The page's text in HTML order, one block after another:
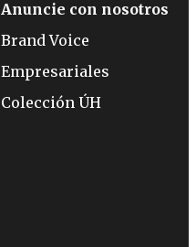
Anuncie con nosotros
Brand Voice
Empresariales
Colección ÚH